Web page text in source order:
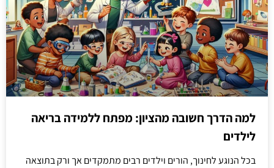
למה הדרך חשובה מהציון: מפתח ללמידה בריאה
לילדים
בכל הנוגע לחינוך, הורים וילדים רבים מתמקדים אך ורק בתוצאה